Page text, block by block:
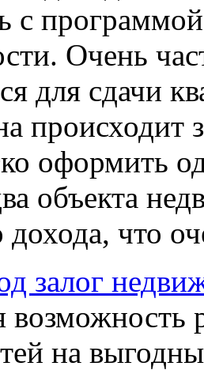
с
Очень
для сдачи
происходит
оформить
объекта
дохода, что
залог
на